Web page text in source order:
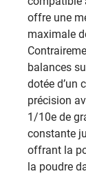
offre une
maximale
balances
dotée d’un
précision
1/10e de
constante
offrant la
la poudre